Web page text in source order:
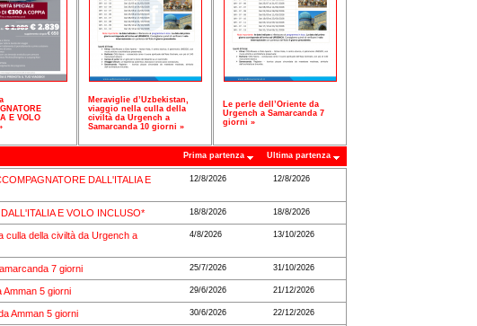
E VOLO
Meraviglie d’Uzbekistan,
viaggio nella culla della
civiltà da Urgench a
Samarcanda 10 giorni »
Le perle dell’Oriente da
Urgench a Samarcanda 7
giorni »
Prima partenza Ultima partenza
DALL'ITALIA E
12/8/2026 12/8/2026
E VOLO INCLUSO* 18/8/2026 18/8/2026
culla della civiltà da Urgench a
4/8/2026 13/10/2026
7 giorni 25/7/2026 31/10/2026
5 giorni 29/6/2026 21/12/2026
Amman 5 giorni 30/6/2026 22/12/2026